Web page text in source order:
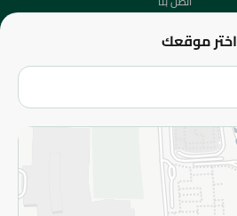
اختر موقعك
الفروع
سياسة الاستخدام